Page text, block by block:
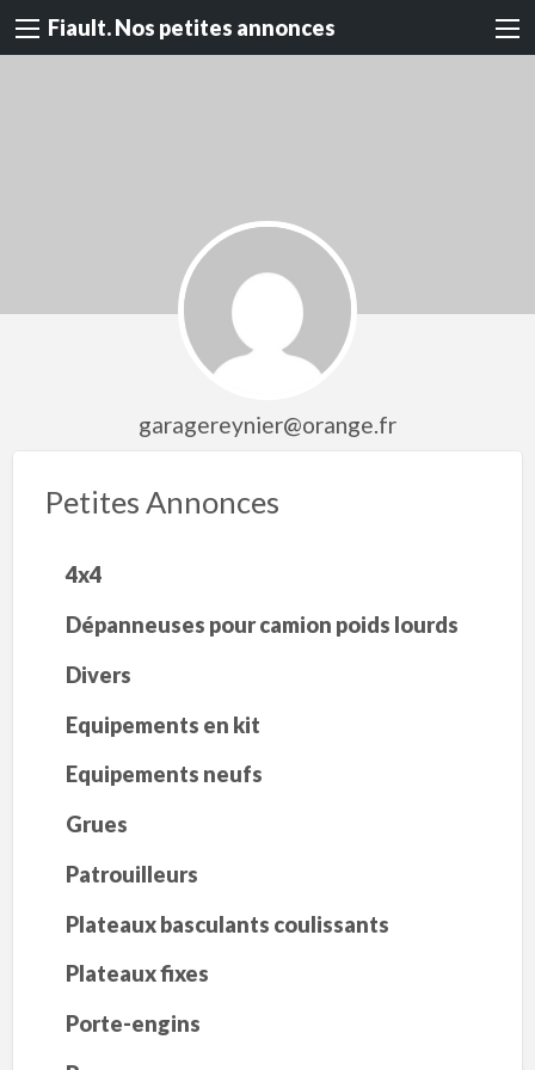
Fiault. Nos petites annonces
garagereynier@orange.fr
Petites Annonces
4x4
Dépanneuses pour camion poids lourds
Divers
Equipements en kit
Equipements neufs
Grues
Patrouilleurs
Plateaux basculants coulissants
Plateaux fixes
Porte-engins